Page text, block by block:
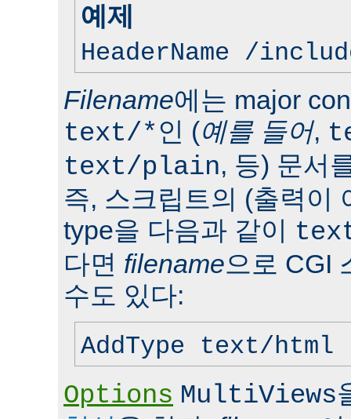
예제
HeaderName /
Filename에는 major
text/*인 (예를 들어,
text/plain, 등) 문서
즉, 스크립트의 (출력이
type을 다음과 같이
다면 filename으로 CGI
수도 있다:
AddType text/
Options MultiViews